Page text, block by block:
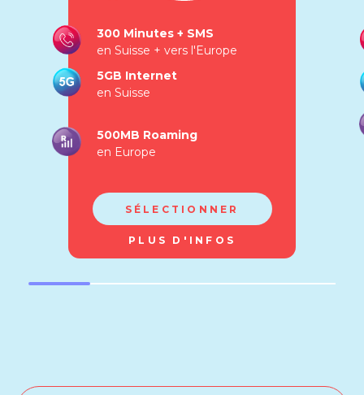
300 Minutes + SMS
en Suisse + vers l'Europe
5GB Internet
en Suisse
500MB Roaming
en Europe
SÉLECTIONNER
PLUS D'INFOS